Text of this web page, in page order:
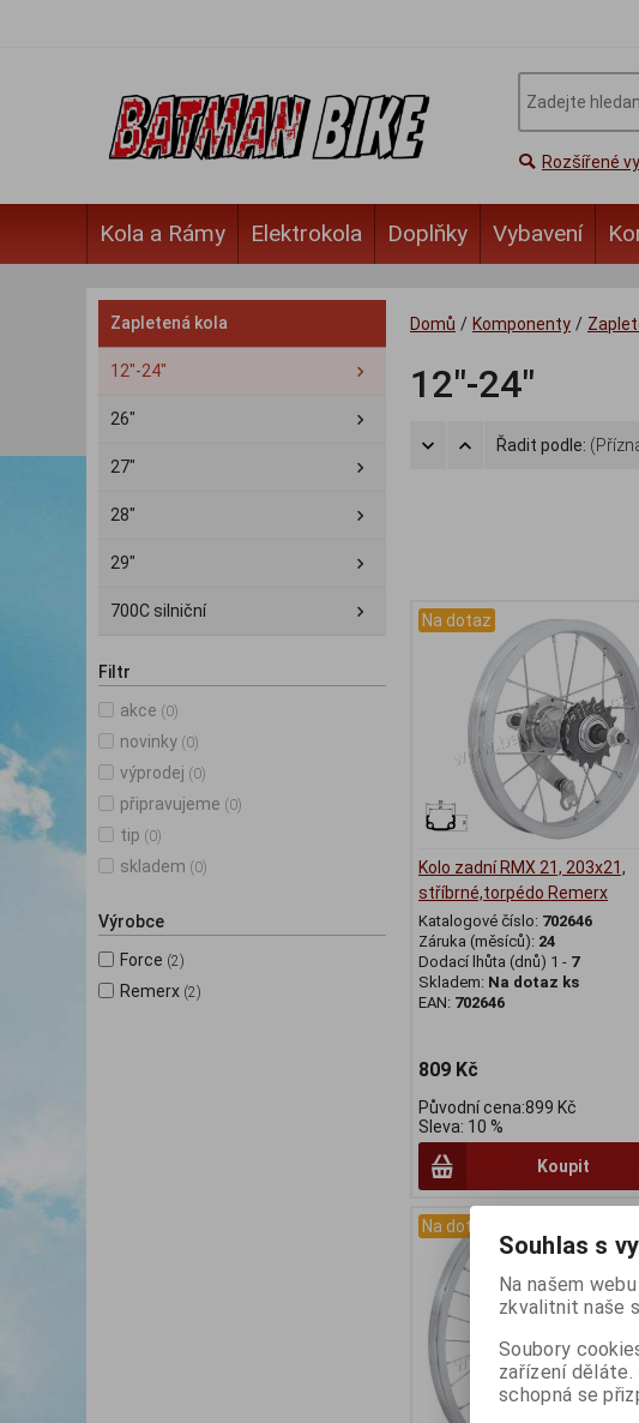
Rozšířené
Kola a Rámy Elektrokola Doplňky Vybavení
Zapletená kola
12"-24"
26"
27"
28"
29"
700C silniční
Filtr
akce (0)
novinky (0)
výprodej (0)
připravujeme (0)
tip (0)
skladem (0)
Výrobce
Force (2)
Remerx (2)
Domů / Komponenty /
12"-24"
Řadit podle:
Na dotaz
Kolo zadní RMX 21, 203x21,
stříbrné,torpédo Remerx
Katalogové číslo: 702646
Záruka (měsíců): 24
Dodací lhůta (dnů) 1 - 7
Skladem: Na dotaz ks
EAN: 702646
809 Kč
Původní cena:899 Kč
Sleva: 10 %
Koupit
Na dotaz
Souhlas s
Na našem
zkvalitnit naše
Soubory
zařízení
schopná se